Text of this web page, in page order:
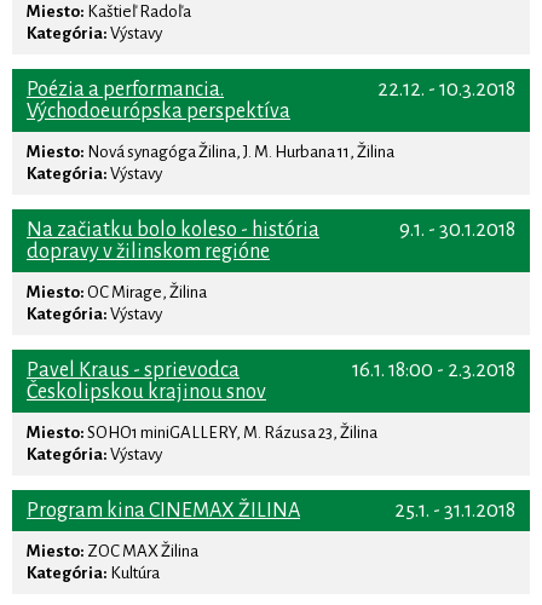
Miesto: Kaštieľ Radoľa
Kategória: Výstavy
22.12. - 10.3.2018
Poézia a performancia.
Východoeurópska perspektíva
Miesto: Nová synagóga Žilina, J. M. Hurbana 11, Žilina
Kategória: Výstavy
9.1. - 30.1.2018
Na začiatku bolo koleso - história
dopravy v žilinskom regióne
Miesto: OC Mirage, Žilina
Kategória: Výstavy
16.1. 18:00 - 2.3.2018
Pavel Kraus - sprievodca
Českolipskou krajinou snov
Miesto: SOHO1 miniGALLERY, M. Rázusa 23, Žilina
Kategória: Výstavy
25.1. - 31.1.2018
Program kina CINEMAX ŽILINA
Miesto: ZOC MAX Žilina
Kategória: Kultúra